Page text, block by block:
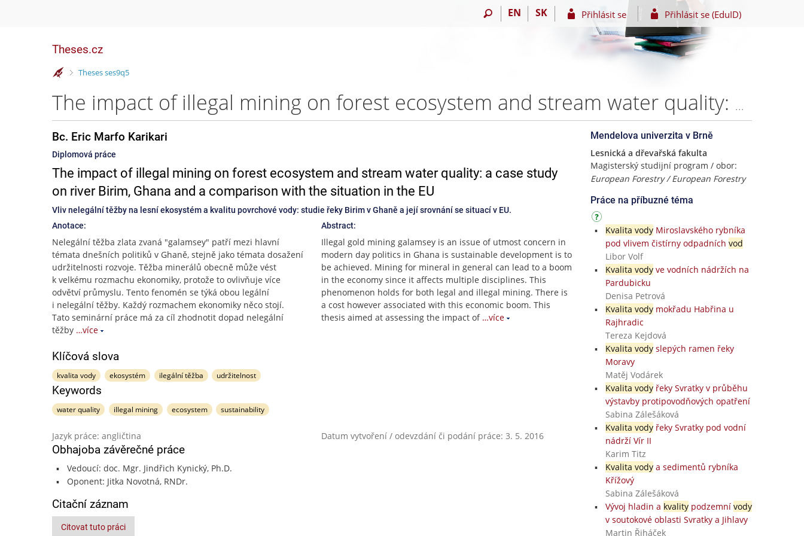
EN SK Přihlásit se Přihlásit se (EduID)
Theses.cz
>
Theses ses9q5
The impact of illegal mining on forest ecosystem and stream water quality: a case study on river Birim, Ghana and a comparison with the situation in the EU – Bc. Eric Marfo Karikari
Bc. Eric Marfo Karikari
Diplomová práce
The impact of illegal mining on forest ecosystem and stream water quality: a case study
on river Birim, Ghana and a comparison with the situation in the EU
Vliv nelegální těžby na lesní ekosystém a kvalitu povrchové vody: studie řeky Birim v Ghaně a její srovnání se situací v EU.
Anotace:
Nelegální těžba zlata zvaná "galamsey" patří mezi hlavní
témata dnešních politiků v Ghaně, stejně jako témata dosažení
udržitelnosti rozvoje. Těžba minerálů obecně může vést
k velkému rozmachu ekonomiky, protože to ovlivňuje více
odvětví průmyslu. Tento fenomén se týká obou legální
i nelegální těžby. Každý rozmachem ekonomiky něco stojí.
Tato seminární práce má za cíl zhodnotit dopad nelegální
těžby …více
Abstract:
Illegal gold mining galamsey is an issue of utmost concern in
modern day politics in Ghana is sustainable development is to
be achieved. Mining for mineral in general can lead to a boom
in the economy since it affects multiple disciplines. This
phenomenon holds for both legal and illegal mining. There is
a cost however associated with this economic boom. This
thesis aimed at assessing the impact of …více
Klíčová slova
kvalita vody ekosystém ilegální těžba udržitelnost
Keywords
water quality illegal mining ecosystem sustainability
Jazyk práce: angličtina Datum vytvoření / odevzdání či podání práce: 3. 5. 2016
Obhajoba závěrečné práce
Vedoucí: doc. Mgr. Jindřich Kynický, Ph.D.
Oponent: Jitka Novotná, RNDr.
Citační záznam
Citovat tuto práci
Mendelova univerzita v Brně
Lesnická a dřevařská fakulta
Magisterský studijní program / obor:
European Forestry / European Forestry
Práce na příbuzné téma
Kvalita vodyMiroslavského rybníka
pod vlivem čistírny odpadních vod
Libor Volf
Kvalita vodyve vodních nádržích na
Pardubicku
Denisa Petrová
Kvalita vodymokřadu Habřina u
Rajhradic
Tereza Kejdová
Kvalita vodyslepých ramen řeky
Moravy
Matěj Vodárek
Kvalita vodyřeky Svratky v průběhu
výstavby protipovodňových opatření
Sabina Zálešáková
Kvalita vodyřeky Svratky pod vodní
nádrží Vír II
Karim Titz
Kvalita vodya sedimentů rybníka
Křížový
Sabina Zálešáková
Vývoj hladin a kvalitypodzemní vody
v soutokové oblasti Svratky a Jihlavy
Martin Řiháček